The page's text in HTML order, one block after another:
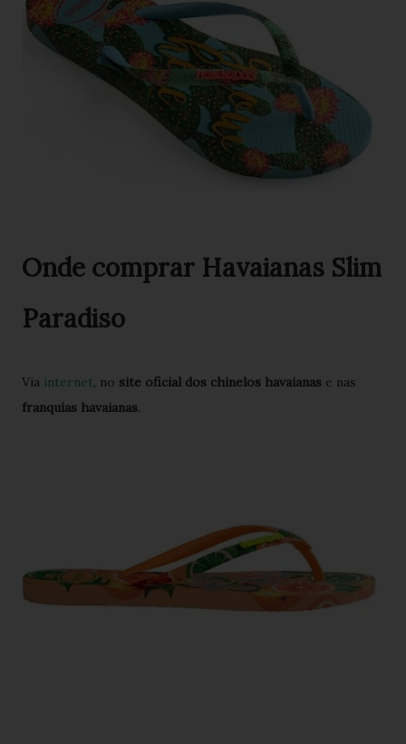
Onde comprar Havaianas Slim
Paradiso
Via internet, no site oficial dos chinelos havaianas e nas
franquias havaianas.